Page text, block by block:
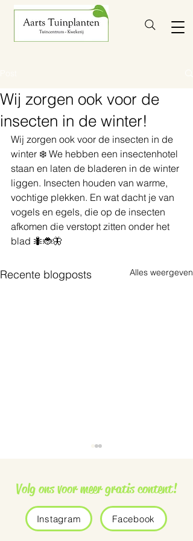
Wij zorgen ook voor de
insecten in de winter!
Wij zorgen ook voor de insecten in de
winter ❄️ We hebben een insectenhotel
staan en laten de bladeren in de winter
liggen. Insecten houden van warme,
vochtige plekken. En wat dacht je van
vogels en egels, die op de insecten
afkomen die verstopt zitten onder het
blad 🐜🐞🦋
Recente blogposts Alles weergeven
Grauwe vliegenvanger
Volg ons voor meer gratis content!
Instagram Facebook